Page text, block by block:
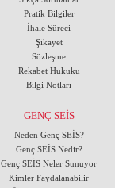
Pratik Bilgiler
İhale Süreci
Şikayet
Sözleşme
Rekabet Hukuku
Bilgi Notları
GENÇ SEİS
Neden Genç SEİS?
Genç SEİS Nedir?
Genç SEİS Neler Sunuyor
Kimler Faydalanabilir